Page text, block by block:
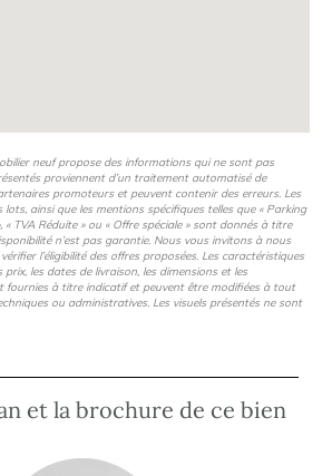
neuf propose des informations qui ne sont pas
proviennent d’un traitement automatisé de
promoteurs et peuvent contenir des erreurs. Les
ainsi que les mentions spécifiques telles que « Parking
« TVA Réduite » ou « Offre spéciale » sont donnés à titre
n’est pas garantie. Nous vous invitons à nous
l’éligibilité des offres proposées. Les caractéristiques
prix, les dates de livraison, les dimensions et les
fournies à titre indicatif et peuvent être modifiées à tout
ou administratives. Les visuels présentés ne sont
et la brochure de ce bien